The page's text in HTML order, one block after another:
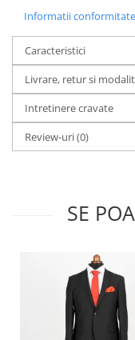
Informatii
Caracteristici
Livrare, retur si
Intretinere cravate
Review-uri(0)
SE